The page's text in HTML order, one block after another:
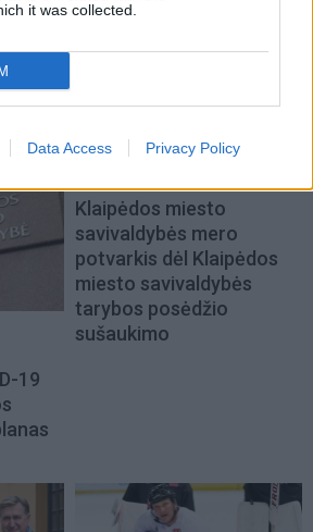
it was collected.
Data Access Privacy Policy
daugiavaikių motinų arba
19
Klaipėdos miesto
savivaldybės mero
potvarkis dėl Klaipėdos
miesto savivaldybės
tarybos posėdžio
sušaukimo